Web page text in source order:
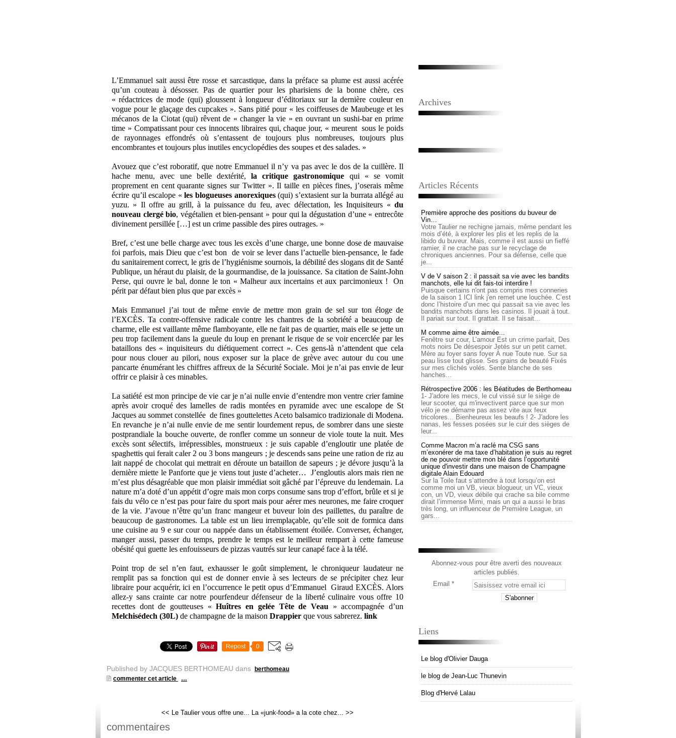
L’Emmanuel sait aussi être rosse et sarcastique, dans la préface sa plume est aussi acérée
qu’un couteau à désosser. Pas de quartier pour les pharisiens de la bonne chère, ces
« rédactrices de mode (qui) gloussent à longueur d’éditoriaux sur la dernière couleur en
vogue pour le glaçage des cupcakes ». Sans pitié pour « les coiffeuses de Maubeuge et les
mécanos de la Ciotat (qui) rêvent de « changer la vie » en ouvrant un sushi-bar en prime
time » Compatissant pour ces innocents libraires qui, chaque jour, « meurent sous le poids
de rayonnages effondrés où s’entassent de toujours plus nombreuses, toujours plus
encombrantes et toujours plus inutiles encyclopédies des soupes et des salades. »
Avouez que c’est roboratif, que notre Emmanuel il n’y va pas avec le dos de la cuillère. Il
hache menu, avec une belle dextérité, la critique gastronomique qui « se vomit
proprement en cent quarante signes sur Twitter ». Il taille en pièces fines, j’oserais même
écrire qu’il escalope «les blogueuses anorexiques(qui) s’extasient sur la burrata allégé au
yuzu. » Il offre au grill, à la puissance du feu, avec délectation, les Inquisiteurs « du
nouveau clergé bio, végétalien et bien-pensant » pour qui la dégustation d’une « entrecôte
divinement persillée […] est un crime passible des pires outrages. »
Bref, c’est une belle charge avec tous les excès d’une charge, une bonne dose de mauvaise
foi parfois, mais Dieu que c’est bon de voir se lever dans l’actuelle bien-pensance, le fade
du sanitairement correct, le gris de l’hygiénisme sournois, la débilité des slogans dit de Santé
Publique, un héraut du plaisir, de la gourmandise, de la jouissance. Sa citation de Saint-John
Perse, qui ouvre le bal, donne le ton « Malheur aux incertains et aux parcimonieux ! On
périt par défaut bien plus que par excès »
Mais Emmanuel j’ai tout de même envie de mettre mon grain de sel sur ton éloge de
l’EXCÈS. Ta contre-offensive radicale contre les chantres de la sobriété a beaucoup de
charme, elle est vaillante même flamboyante, elle ne fait pas de quartier, mais elle se jette un
peu trop facilement dans la gueule du loup en prenant le risque de se voir encerclée par les
bataillons des « inquisiteurs du diétiquement correct ». Ces gens-là n’attendent que cela
pour nous clouer au pilori, nous exposer sur la place de grève avec autour du cou une
pancarte énumérant les chiffres affreux de la Sécurité Sociale. Moi je n’ai pas envie de leur
offrir ce plaisir à ces minables.
La satiété est mon principe de vie car je n’ai nulle envie d’entendre mon ventre crier famine
après avoir croqué des lamelles de radis montées en pyramide avec une escalope de St
Jacques au sommet constellée de fines gouttelettes Aceto balsamico tradizionale di Modena.
En revanche je n’ai nulle envie de me sentir lourdement repus, de sombrer dans une sieste
postprandiale la bouche ouverte, de ronfler comme un sonneur de viole toute la nuit. Mes
excès sont sélectifs, irrépressibles, monstrueux : je suis capable d’engloutir une platée de
spaghettis qui ferait caler 2 ou 3 bons mangeurs ; je descends sans peine une ration de riz au
lait nappé de chocolat qui mettrait en déroute un bataillon de sapeurs ; je dévore jusqu’à la
dernière miette le Panforte que je viens tout juste d’acheter… J’engloutis alors mais rien ne
m’est plus désagréable que mon plaisir immédiat soit gâché par l’épreuve du lendemain. La
nature m’a doté d’un appétit d’ogre mais mon corps consume sans trop d’effort, brûle et si je
fais du vélo ce n’est pas pour faire du sport mais pour aérer mes neurones, me faire croquer
de la vie. J’avoue n’être qu’un franc mangeur et buveur loin des paillettes, du paraître de
beaucoup de gastronomes. La table est un lieu irremplaçable, qu’elle soit de formica dans
une cuisine au 9 e sur cour ou nappée dans un établissement étoilée. Converser, échanger,
manger aussi, passer du temps, prendre le temps est le meilleur rempart à cette fameuse
obésité qui guette les enfouisseurs de pizzas vautrés sur leur canapé face à la télé.
Point trop de sel n’en faut, exhausser le goût simplement, le chroniqueur laudateur ne
remplit pas sa fonction qui est de donner envie à ses lecteurs de se précipiter chez leur
libraire pour acquérir, ici en l’occurrence le petit opus d’Emmanuel Giraud EXCÈS. Alors
allez-y sans crainte car notre pourfendeur défenseur de la liberté culinaire vous offre 10
recettes dont de goutteuses «Huîtres en gelée Tête de Veau » accompagnée d’un
Melchisédech (30L) de champagne de la maison Drappier que vous sabrerez. link
Repost 0
Published by JACQUES BERTHOMEAU dans
berthomeau
commenter cet article
…
<< Le Taulier vous offre une... La «junk-food» a la cote chez... >>
commentaires
Archives
Articles Récents
Première approche des positions du buveur de
Vin…
Votre Taulier ne rechigne jamais, même pendant les
mois d’été, à explorer les plis et les replis de la
libido du buveur. Mais, comme il est aussi un fieffé
ramier, il ne crache pas sur le recyclage de
chroniques anciennes. Pour sa défense, celle que
je...
V de V saison 2 : il passait sa vie avec les bandits
manchots, elle lui dit fais-toi interdire !
Puisque certains n'ont pas compris mes conneries
de la saison 1 ICI link j'en remet une louchée. C’est
donc l’histoire d’un mec qui passait sa vie avec les
bandits manchots dans les casinos. Il jouait à tout.
Il pariait sur tout. Il grattait. Il se faisait...
M comme aime être aimée...
Fenêtre sur cour, L’amour Est un crime parfait, Des
mots noirs De désespoir Jetés sur un petit carnet.
Mère au foyer sans foyer À nue Toute nue. Sur sa
peau lisse tout glisse. Ses grains de beauté Fixés
sur mes clichés volés. Sente blanche de ses
hanches...
Rétrospective 2006 : les Béatitudes de Berthomeau
1- J'adore les mecs, le cul vissé sur le siège de
leur scooter, qui m'invectivent parce que sur mon
vélo je ne démarre pas assez vite aux feux
tricolores... Bienheureux les beaufs ! 2- J'adore les
nanas, les fesses posées sur le cuir des sièges de
leur...
Comme Macron m’a raclé ma CSG sans
m’exonérer de ma taxe d’habitation je suis au regret
de ne pouvoir mettre mon blé dans l’opportunité
unique d'investir dans une maison de Champagne
digitale Alain Edouard
Sur la Toile faut s’attendre à tout lorsqu’on est
comme moi un VB, vieux blogueur, un VC, vieux
con, un VD, vieux débile qui crache sa bile comme
dirait l’immense Mimi, mais un qui a aussi le bras
très long, un influenceur de Première League, un
gars...
Abonnez-vous pour être averti des nouveaux
articles publiés.
Email
Liens
Le blog d'Olivier Dauga
le blog de Jean-Luc Thunevin
Blog d'Hervé Lalau